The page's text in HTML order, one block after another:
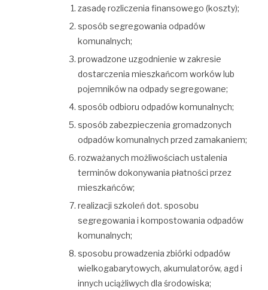
zasadę rozliczenia finansowego (koszty);
sposób segregowania odpadów
komunalnych;
prowadzone uzgodnienie w zakresie
dostarczenia mieszkańcom worków lub
pojemników na odpady segregowane;
sposób odbioru odpadów komunalnych;
sposób zabezpieczenia gromadzonych
odpadów komunalnych przed zamakaniem;
rozważanych możliwościach ustalenia
terminów dokonywania płatności przez
mieszkańców;
realizacji szkoleń dot. sposobu
segregowania i kompostowania odpadów
komunalnych;
sposobu prowadzenia zbiórki odpadów
wielkogabarytowych, akumulatorów, agd i
innych uciążliwych dla środowiska;